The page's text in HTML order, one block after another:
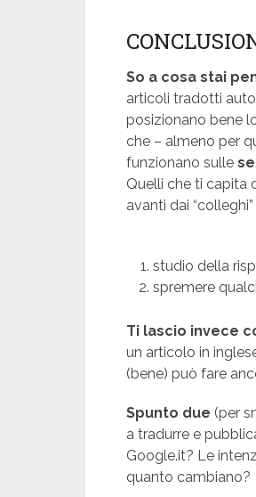
So a cosa stai
articoli tradotti
posizionano bene
che – almeno per
funzionano sulle
Quelli che ti capita
avanti dai
studio della
spremere
Ti lascio invece
un articolo in
(bene) può fare
Spunto due (per
a tradurre e
Google.it? Le
quanto cambiano?